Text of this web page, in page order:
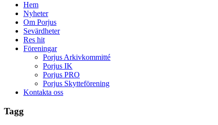
Hem
Nyheter
Om Porjus
Sevärdheter
Res hit
Föreningar
Porjus Arkivkommitté
Porjus IK
Porjus PRO
Porjus Skytteförening
Kontakta oss
Tagg